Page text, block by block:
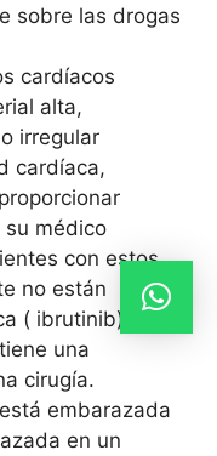
sobre las drogas
cardíacos
alta,
irregular
cardíaca,
su médico
con estos
no están
( ibrutinib)
una
cirugía.
embarazada
en un